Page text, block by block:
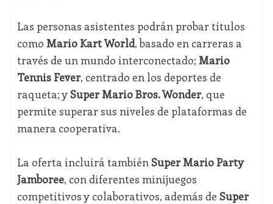
Las personas asistentes podrán probar títulos
como Mario Kart World, basado en carreras a
través de un mundo interconectado; Mario
Tennis Fever, centrado en los deportes de
raqueta; ySuper Mario Bros. Wonder, que
permite superar sus niveles de plataformas de
manera cooperativa.
La oferta incluirá también Super Mario Party
Jamboree, con diferentes minijuegos
competitivos y colaborativos, además de Super